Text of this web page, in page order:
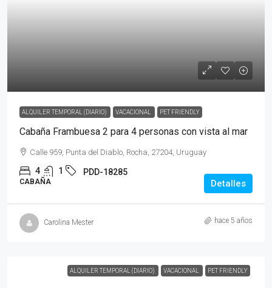
ALQUILER TEMPORAL (DIARIO) VACACIONAL PET FRIENDLY
Cabaña Frambuesa 2 para 4 personas con vista al mar
Calle 959, Punta del Diablo, Rocha, 27204, Uruguay
4 1 PDD-18285
CABAÑA Detalles
Carolina Mester hace 5 años
ALQUILER TEMPORAL (DIARIO) VACACIONAL PET FRIENDLY